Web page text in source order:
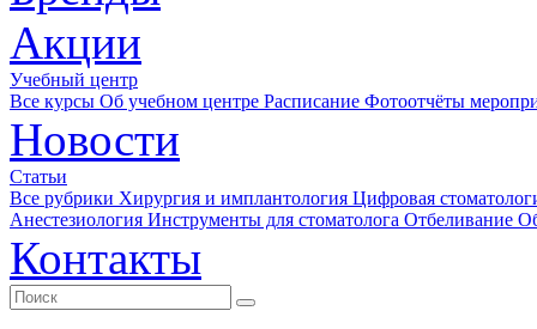
Акции
Учебный центр
Все курсы Об учебном центре Расписание Фотоотчёты
Новости
Статьи
Все рубрики Хирургия и имплантология Цифровая
Анестезиология Инструменты для стоматолога Отбеливание
Контакты